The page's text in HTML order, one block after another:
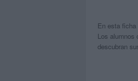
En esta
Los alumnos
descubran